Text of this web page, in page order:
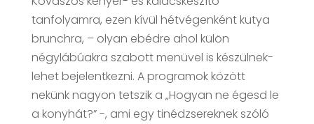
tanfolyamra, ezen kívül hétvégenként kutya
brunchra, – olyan ebédre ahol külön
négylábúakra szabott menüvel is készülnek-
lehet bejelentkezni. A programok között
nekünk nagyon tetszik a „Hogyan ne égesd le
a konyhát?” -, ami egy tinédzsereknek szóló